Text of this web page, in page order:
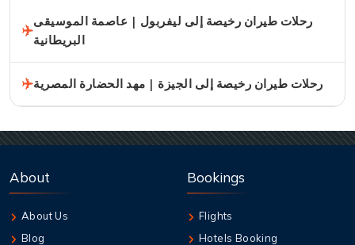
رحلات طيران رخيصة إلى ليفربول | عاصمة الموسيقى
البريطانية
رحلات طيران رخيصة إلى الجيزة | مهد الحضارة المصرية
About
About Us
Blog
Bookings
Flights
Hotels Booking